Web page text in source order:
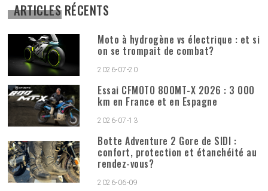
ARTICLES RÉCENTS
Moto à hydrogène vs électrique : et si
on se trompait de combat?
2026-07-20
Essai CFMOTO 800MT-X 2026 : 3 000
km en France et en Espagne
2026-07-13
Botte Adventure 2 Gore de SIDI :
confort, protection et étanchéité au
rendez-vous?
2026-06-09